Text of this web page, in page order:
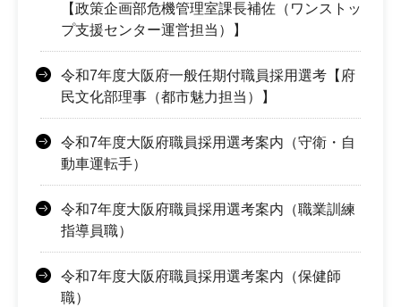
【政策企画部危機管理室課長補佐（ワンストッ
プ支援センター運営担当）】
令和7年度大阪府一般任期付職員採用選考【府
民文化部理事（都市魅力担当）】
令和7年度大阪府職員採用選考案内（守衛・自
動車運転手）
令和7年度大阪府職員採用選考案内（職業訓練
指導員職）
令和7年度大阪府職員採用選考案内（保健師
職）